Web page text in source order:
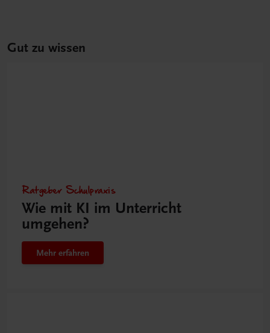
Gut zu wissen
Ratgeber Schulpraxis
Wie mit KI im Unterricht
umgehen?
Mehr erfahren